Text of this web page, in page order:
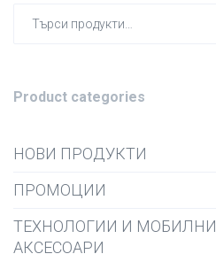
Product categories
НОВИ ПРОДУКТИ
ПРОМОЦИИ
ТЕХНОЛОГИИ И МОБИЛНИ
АКСЕСОАРИ